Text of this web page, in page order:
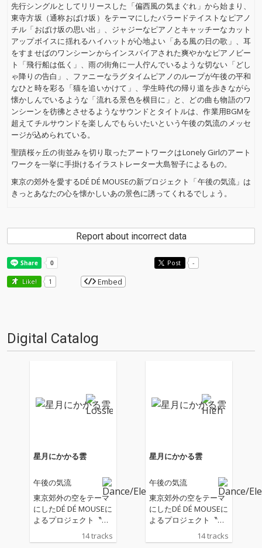
先行シングルとしてリリースした「偏西風の気まぐれ」から始まり、
東寺方坂（通称おばけ坂）をテーマにしたバラードテイストなピアノ
チル「おばけ坂の思い出」、ジャジーなピアノとキャッチーなカット
アップボイスに揺れるハイハットが心地よい「ある風の日の歌」、耳
をすませばのワンシーンからインスパイアされた爽やかなピアノビー
ト「飛行船は低く」、雨の街角に一人佇んでいるような切ない「どし
ゃ降りの告白」、ファニーなラグタイムピアノのループが午後の平和
なひと時を彩る「猫を追いかけて」、学生時代の帰り道を歩きながら
懐かしんでいるような「流れる景色を横目に」と、どの曲も物語のワ
ンシーンを彷彿とさせるようなサウンドとタイトルは、作業用BGMを
超えてチルサウンドを楽しんでもらいたいという午後の気流のメッセ
ージが込められている。
聖蹟桜ヶ丘の街並みを切り取ったアートワークはLonely Girlのアート
ワークを一挙に手掛けるイラストレーター大島智子によるもの。
東京の郊外を愛するDÉ DÉ MOUSEの新プロジェクト「午後の気流」は
きっとあなたの心を懐かしいあの景色に誘ってくれるでしょう。
Report about incorrect data
Post -
Like! 1 Embed
Digital Catalog
星月にかかる雲
午後の気流
東京郊外の空をテーマ
にしたDÉ DÉ MOUSEに
よるプロジェクト〝午
後の気流〟 先日先行リ
リースされた「油絵の
14 tracks
星月にかかる雲
午後の気流
東京郊外の空をテーマ
にしたDÉ DÉ MOUSEに
よるプロジェクト〝午
後の気流〟 先日先行リ
リースされた「油絵の
14 tracks